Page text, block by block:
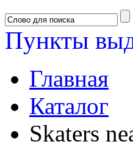
Пункты
Главная
Каталог
Skaters